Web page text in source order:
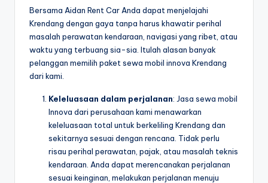
Bersama Aidan Rent Car Anda dapat menjelajahi
Krendang dengan gaya tanpa harus khawatir perihal
masalah perawatan kendaraan, navigasi yang ribet, atau
waktu yang terbuang sia-sia. Itulah alasan banyak
pelanggan memilih paket sewa mobil innova Krendang
dari kami.
Keleluasaan dalam perjalanan: Jasa sewa mobil
Innova dari perusahaan kami menawarkan
keleluasaan total untuk berkeliling Krendang dan
sekitarnya sesuai dengan rencana. Tidak perlu
risau perihal perawatan, pajak, atau masalah teknis
kendaraan. Anda dapat merencanakan perjalanan
sesuai keinginan, melakukan perjalanan menuju